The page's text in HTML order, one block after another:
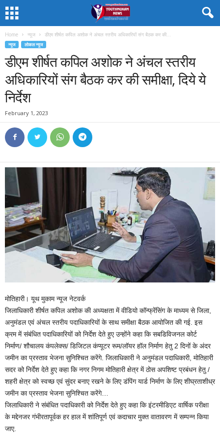
Home न्यूज डीएम शीर्षत कपिल अशोक ने अंचल स्तरीय अधिकारियों संग बैठक कर की...
न्यूज लोकल न्यूज
डीएम शीर्षत कपिल अशोक ने अंचल स्तरीय
अधिकारियों संग बैठक कर की समीक्षा, दिये ये
निर्देश
February 1, 2023
मोतिहारी। यूथ मुकाम न्यूज नेटवर्क
जिलाधिकारी शीर्षत कपिल अशोक की अध्यक्षता में वीडियो कॉन्फ्रेंसिंग के माध्यम से जिला,
अनुमंडल एवं अंचल स्तरीय पदाधिकारियों के साथ समीक्षा बैठक आयोजित की गई. इस
क्रम में संबंधित पदाधिकारियों को निर्देश देते हुए उन्होंने कहा कि सबडिविजनल कोर्ट
निर्माण/ शौचालय कंपलेक्स/ डिजिटल कंप्यूटर रूम/लॉयर हॉल निर्माण हेतु 2 दिनों के अंदर
जमीन का प्रस्ताव भेजना सुनिश्चित करेंगे. जिलाधिकारी ने अनुमंडल पदाधिकारी, मोतिहारी
सदर को निर्देश देते हुए कहा कि नगर निगम मोतिहारी क्षेत्र में ठोस अपशिष्ट प्रबंधन हेतु /
शहरी क्षेत्र को स्वच्छ एवं सुंदर बनाए रखने के लिए डंपिंग यार्ड निर्माण के लिए शीघ्रताशीध्र
जमीन का प्रस्ताव भेजना सुनिश्चित करेंगे…
जिलाधिकारी ने संबंधित पदाधिकारी को निर्देश देते हुए कहा कि इंटरमीडिएट वार्षिक परीक्षा
के मद्देनजर गंभीरतापूर्वक हर हाल में शांतिपूर्ण एवं कदाचार मुक्त वातावरण में सम्पन्न किया
जाए.